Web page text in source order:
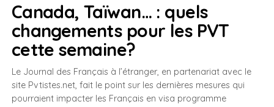
Canada, Taïwan… : quels
changements pour les PVT
cette semaine?
Le Journal des Français à l’étranger, en partenariat avec le
site Pvtistes.net, fait le point sur les dernières mesures qui
pourraient impacter les Français en visa programme